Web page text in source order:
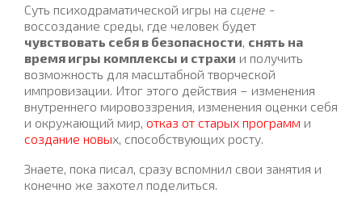
Суть психодраматической игры на сцене -
воссоздание среды, где человек будет
чувствовать себя в безопасности снять на
время игры комплексы и страхи и получить
возможность для масштабной творческой
импровизации. Итог этого действия – изменения
внутреннего мировоззрения, изменения оценки себя
и окружающий мир, отказ от старых программ и
создание новых, способствующих росту.
Знаете, пока писал, сразу вспомнил свои занятия и
конечно же захотел поделиться.